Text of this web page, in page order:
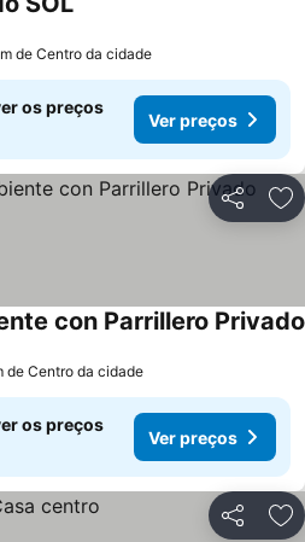
Ver preços
de Centro da cidade
os preços
Ver preços
Partilhar
con Parrillero Privado
de Centro da cidade
os preços
Ver preços
Partilhar